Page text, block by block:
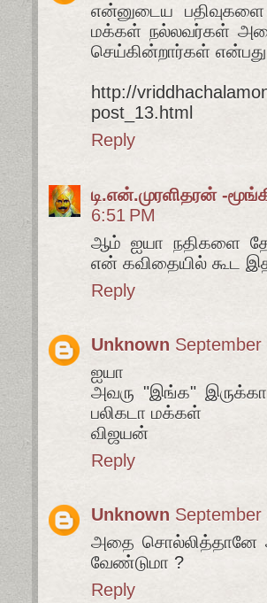
என்னுடைய பதிவுகளை
மக்கள் நல்லவர்கள்
செய்கின்றார்கள் என்பது
http://
post_13.html
Reply
டி.என்.முரளிதரன் -
6:51 PM
ஆம் ஐயா நதிகளை
என் கவிதையில் கூட
Reply
Unknown
ஐயா
அவரு "இங்க"
பலிகடா மக்கள்
விஜயன்
Reply
Unknown
அதை சொல்லித்தானே
வேண்டுமா ?
Reply